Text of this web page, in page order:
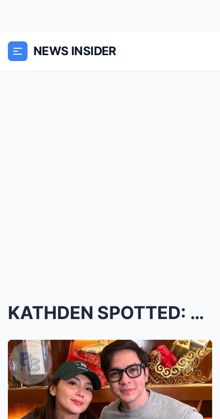
NEWS INSIDER
KATHDEN SPOTTED: Alden Richards Sinundo si Kathryn...